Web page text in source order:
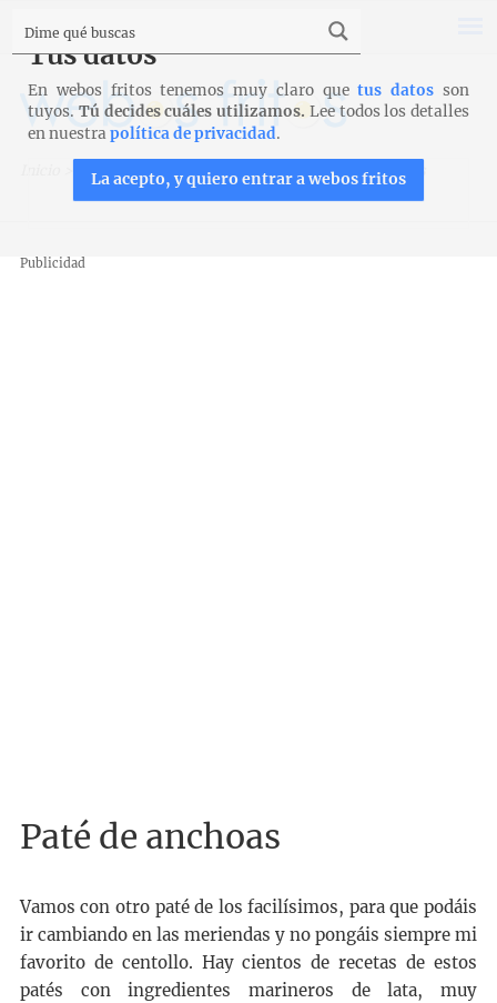
Recetas Entrantes y aperitivos Paté de anchoas
Publicidad
Paté de anchoas
Vamos con otro paté de los facilísimos, para que podáis
ir cambiando en las meriendas y no pongáis siempre mi
favorito de centollo. Hay cientos de recetas de estos
patés con ingredientes marineros de lata, muy
Tus datos
En webos fritos tenemos muy claro quetus datos son
tuyos. Tú decides cuáles utilizamos. Lee todos los detalles
en nuestrapolítica de privacidad.
La acepto, y quiero entrar a webos fritos